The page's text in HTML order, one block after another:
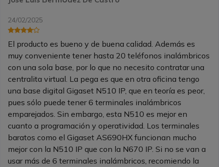
24/02/2025
El producto es bueno y de buena calidad. Además es
muy conveniente tener hasta 20 teléfonos inalámbricos
con una sola base, por lo que no necesito contratar una
centralita virtual. La pega es que en otra oficina tengo
una base digital Gigaset N510 IP, que en teoría es peor,
pues sólo puede tener 6 terminales inalámbricos
emparejados. Sin embargo, esta N510 es mejor en
cuanto a programación y operatividad. Los terminales
baratos como el Gigaset AS690HX funcionan mucho
mejor con la N510 IP que con la N670 IP. Si no se van a
usar más de 6 terminales inalámbricos, recomiendo la